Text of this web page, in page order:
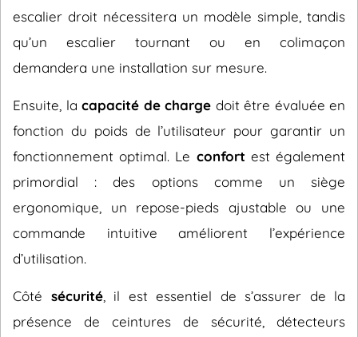
escalier droit nécessitera un modèle simple, tandis
qu’un escalier tournant ou en colimaçon
demandera une installation sur mesure.
Ensuite, la capacité de charge doit être évaluée en
fonction du poids de l’utilisateur pour garantir un
fonctionnement optimal. Le confort est également
primordial : des options comme un siège
ergonomique, un repose-pieds ajustable ou une
commande intuitive améliorent l’expérience
d’utilisation.
Côté sécurité, il est essentiel de s’assurer de la
présence de ceintures de sécurité, détecteurs